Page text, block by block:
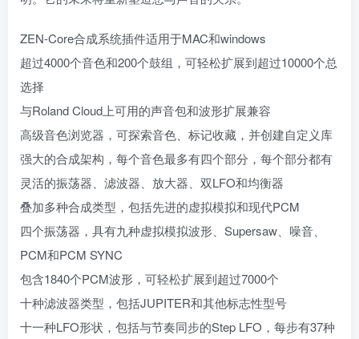
ZEN-Core合成系统插件适用于MAC和windows
超过4000个音色和200个鼓组，可轻松扩展到超过10000个总
选择
与Roland Cloud上可用的声音包和波形扩展兼容
高级音色浏览器，可探索音色、标记收藏，并创建自定义库
强大的合成架构，每个音色最多有四个部分，每个部分都有
灵活的振荡器、滤波器、放大器、双LFO和均衡器
叠加多种合成类型，包括先进的虚拟模拟和现代PCM
四个振荡器，具有九种虚拟模拟波形、Supersaw、噪音、
PCM和PCM SYNC
包含1840个PCM波形，可轻松扩展到超过7000个
十种滤波器类型，包括JUPITER和其他标志性型号
十一种LFO形状，包括与节奏同步的Step LFO，每步有37种